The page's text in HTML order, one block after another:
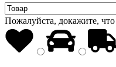
Пожалуйста, докажите,